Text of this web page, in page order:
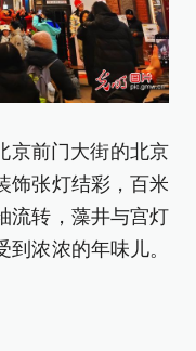
京前门大街的北京
饰张灯结彩，百米
流转，藻井与宫灯
浓浓的年味儿。